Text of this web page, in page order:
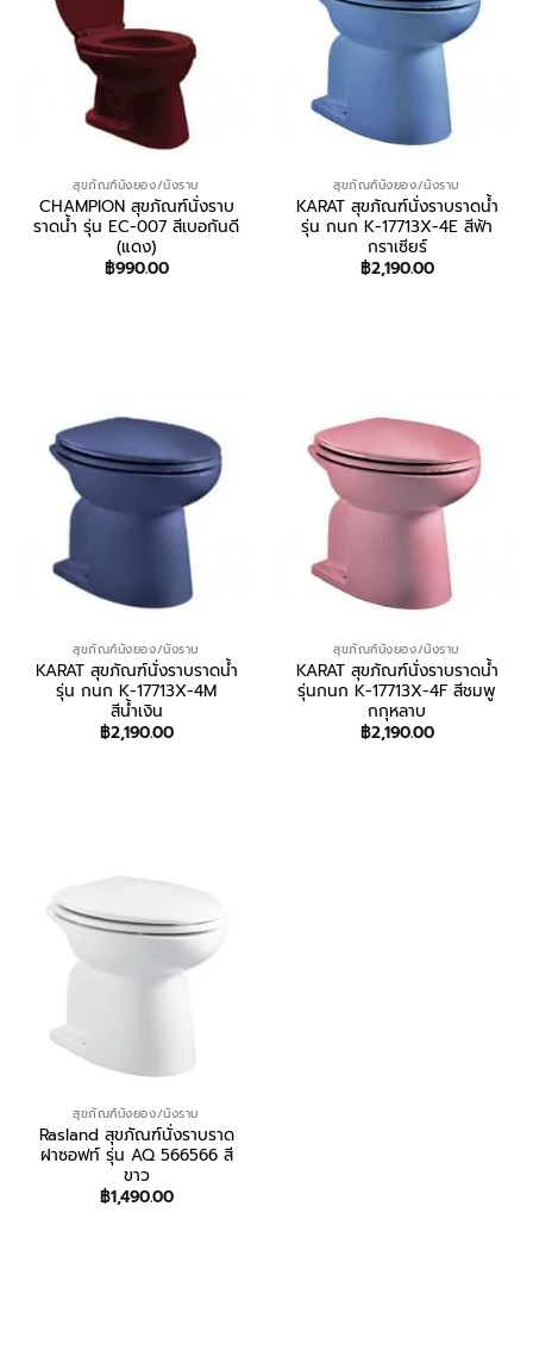
สุขภัณฑ์นั่งยอง/นั่งราบ
CHAMPION สุขภัณฑ์นั่งราบ
ราดน้ำ รุ่น EC-007 สีเบอกันดี
(แดง)
฿990.00
สุขภัณฑ์นั่งยอง/นั่งราบ
KARAT สุขภัณฑ์นั่งราบราดน้ำ
รุ่น กนก K-17713X-4E สีฟ้า
กราเซียร์
฿2,190.00
สุขภัณฑ์นั่งยอง/นั่งราบ
KARAT สุขภัณฑ์นั่งราบราดน้ำ
รุ่น กนก K-17713X-4M
สีน้ำเงิน
฿2,190.00
สุขภัณฑ์นั่งยอง/นั่งราบ
KARAT สุขภัณฑ์นั่งราบราดน้ำ
รุ่นกนก K-17713X-4F สีชมพู
กกุหลาบ
฿2,190.00
สุขภัณฑ์นั่งยอง/นั่งราบ
Rasland สุขภัณฑ์นั่งราบราด
ฝาซอฟท์ รุ่น AQ 566566 สี
ขาว
฿1,490.00